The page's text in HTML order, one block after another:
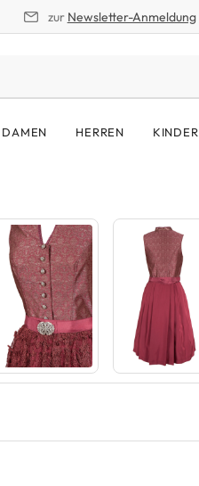
zur Newsletter-Anmeldung
DAMEN HERREN KINDER